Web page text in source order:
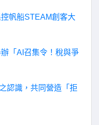
帆船STEAM創客大
「AI召集令！稅與爭
認識，共同營造「拒